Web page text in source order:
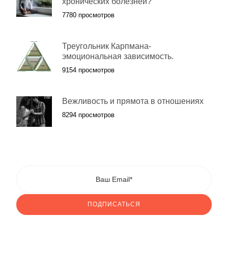
7780 просмотров
Треугольник Карпмана-
эмоциональная зависимость.
9154 просмотров
Вежливость и прямота в отношениях
8294 просмотров
ПОДПИСАТЬСЯ